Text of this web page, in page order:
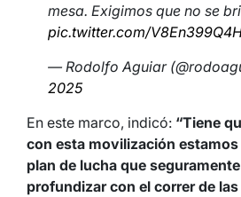
mesa. Exigimos que no se
pic.twitter.com/
— Rodolfo Aguiar
2025
En este marco, indicó: “Tiene
con esta movilización
plan de lucha que
profundizar con el correr de